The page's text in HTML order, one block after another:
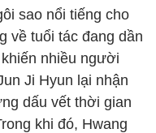
sao nổi tiếng cho
về tuổi tác đang dần
nhiều người
Ji Hyun lại nhận
dấu vết thời gian
khi đó, Hwang